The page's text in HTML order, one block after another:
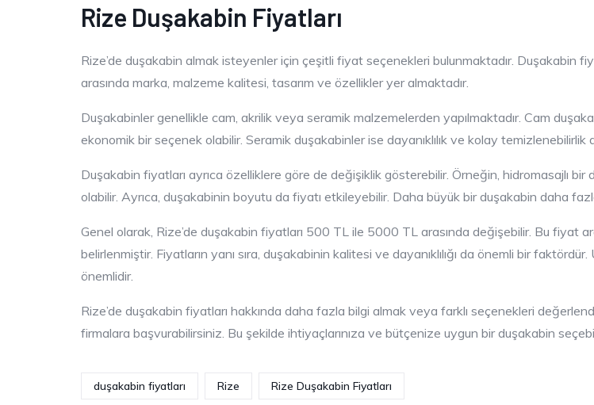
Rize Duşakabin Fiyatları
Rize’de duşakabin almak isteyenler için çeşitli fiyat seçenekleri bulunmaktadır. Duşakabin
arasında marka, malzeme kalitesi, tasarım ve özellikler yer almaktadır.
Duşakabinler genellikle cam, akrilik veya seramik malzemelerden yapılmaktadır. Cam
ekonomik bir seçenek olabilir. Seramik duşakabinler ise dayanıklılık ve kolay temizlenebilirlik
Duşakabin fiyatları ayrıca özelliklere göre de değişiklik gösterebilir. Örneğin, hidromasajlı
olabilir. Ayrıca, duşakabinin boyutu da fiyatı etkileyebilir. Daha büyük bir duşakabin daha
Genel olarak, Rize’de duşakabin fiyatları 500 TL ile 5000 TL arasında değişebilir. Bu fiyat
belirlenmiştir. Fiyatların yanı sıra, duşakabinin kalitesi ve dayanıklılığı da önemli bir
önemlidir.
Rize’de duşakabin fiyatları hakkında daha fazla bilgi almak veya farklı seçenekleri
firmalara başvurabilirsiniz. Bu şekilde ihtiyaçlarınıza ve bütçenize uygun bir duşakabin
duşakabin fiyatları Rize Rize Duşakabin Fiyatları